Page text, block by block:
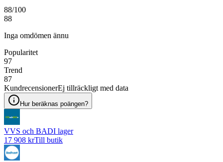
88/100
88
Inga omdömen ännu
Popularitet
97
Trend
87
KundrecensionerEj tillräckligt med data
Hur beräknas poängen?
VVS och BADI lager
17 908 krTill butik